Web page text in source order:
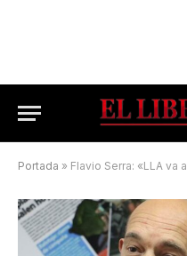
Portada » Flavio Serra: «LLA va a